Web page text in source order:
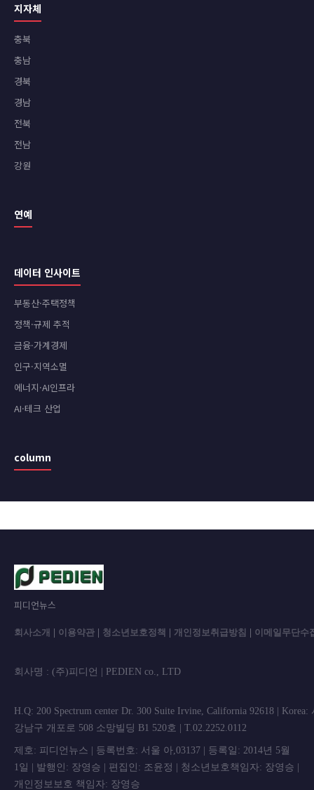
지자체
충북
충남
경북
경남
전북
전남
강원
연예
데이터 인사이트
부동산·주택정책
정책·규제 추적
금융·가계경제
인구·지역소멸
에너지·AI인프라
AI·테크 산업
column
피디언뉴스
회사소개 | 이용약관 | 청소년보호정책 | 개인정보취급방침 | 이메일무단수
회사명 : (주)피디언 | PEDIEN co.,
H.Q: 200 Spectrum center Dr. 300 Suite Irvine, California 92618 | Korea:
강남구 개포로 508 소망빌딩 B1 520호 | T.02.2252.0112
제호: 피디언뉴스 | 등록번호: 서울 아,03137 | 등록일: 2014년 5월
1일 | 발행인: 장영승 | 편집인: 조윤정 | 청소년보호책임자: 장영승 |
개인정보보호 책임자: 장영승